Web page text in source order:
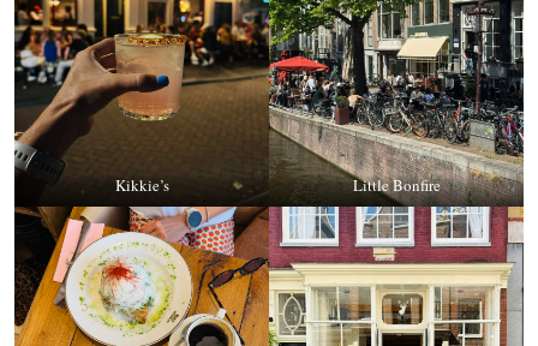
Kikkie’s Little Bonfire